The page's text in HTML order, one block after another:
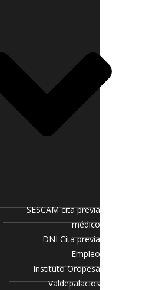
SESCAM cita previa
médico
DNI Cita previa
Empleo
Instituto Oropesa
Valdepalacios